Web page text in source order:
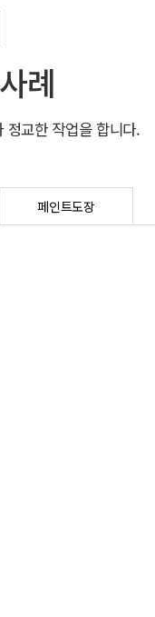
례
정교한 작업을 합니다.
페인트도장